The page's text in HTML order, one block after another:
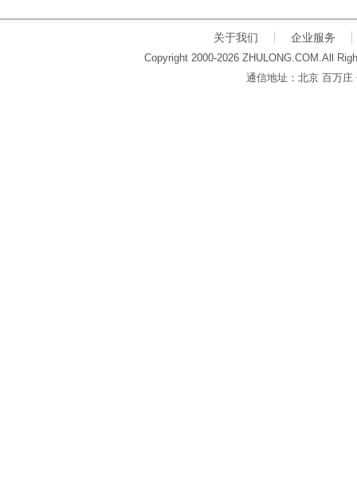
关于我们 企业服务
Copyright 2000-2026 ZHULONG.COM.All
通信地址：北京 百万